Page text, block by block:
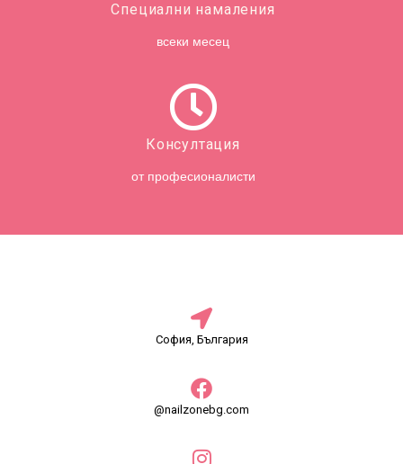
Специални намаления
всеки месец
Консултация
от професионалисти
София, България
@nailzonebg.com